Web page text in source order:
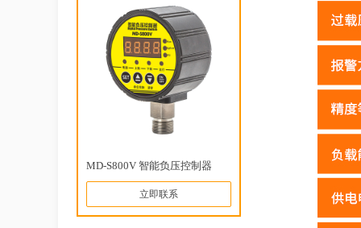
MD-S800V 智能负压控制器
立即联系